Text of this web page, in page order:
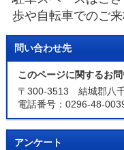
歩や自転車でのご
問い合わせ先
このページに関するお
〒300-3513 結城郡八
電話番号：0296-48-
アンケート